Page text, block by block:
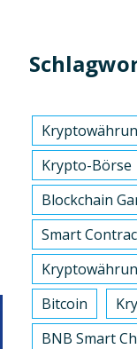
Krypto-Börse
Blockchain
Smart
Bitcoin
BNB Smart